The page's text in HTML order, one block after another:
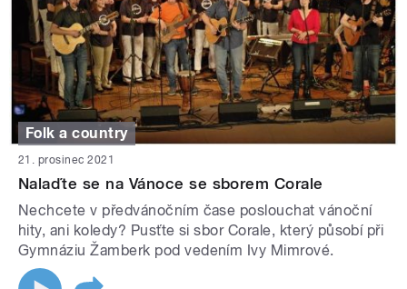
Folk a country
21. prosinec 2021
Nalaďte se na Vánoce se sborem Corale
Nechcete v předvánočním čase poslouchat vánoční
hity, ani koledy? Pusťte si sbor Corale, který působí při
Gymnáziu Žamberk pod vedením Ivy Mimrové.